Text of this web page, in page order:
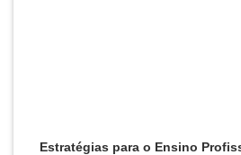
Estratégias para o Ensino